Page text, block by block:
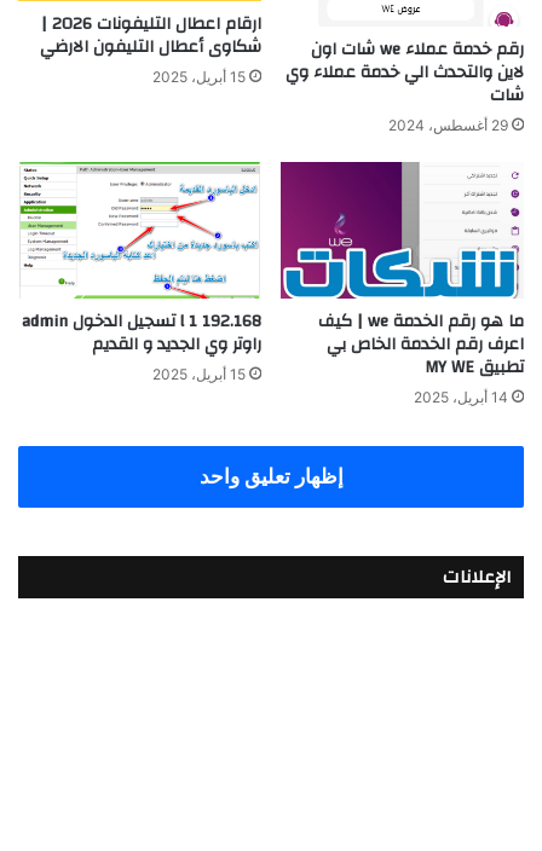
رقم خدمة عملاء we شات اون
لاين والتحدث الي خدمة عملاء وي
شات
29 أغسطس، 2024
ارقام اعطال التليفونات 2026 |
شكاوى أعطال التليفون الارضي
15 أبريل، 2025
ما هو رقم الخدمة we | كيف
اعرف رقم الخدمة الخاص بي
تطبيق MY WE
14 أبريل، 2025
192.168 l 1 تسجيل الدخول admin
راوتر وي الجديد و القديم
15 أبريل، 2025
إظهار تعليق واحد
الإعلانات